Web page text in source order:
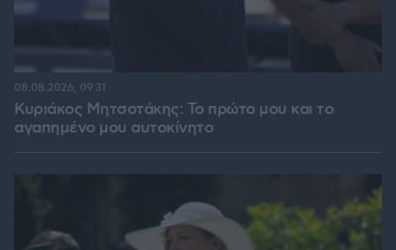
Κυριάκος Μητσοτάκης: Το πρώτο μου και το
αγαπημένο μου αυτοκίνητο
08.08.2026, 09:31